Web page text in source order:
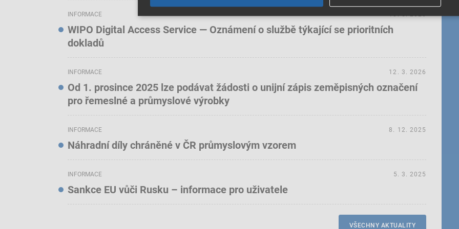
INFORMACE
WIPO Digital Access Service — Oznámení o službě týkající se prioritních
dokladů
18. 5. 2026
INFORMACE
Od 1. prosince 2025 lze podávat žádosti o unijní zápis zeměpisných označení
pro řemeslné a průmyslové výrobky
12. 3. 2026
INFORMACE
Náhradní díly chráněné v ČR průmyslovým vzorem
8. 12. 2025
INFORMACE
Sankce EU vůči Rusku – informace pro uživatele
5. 3. 2025
VŠECHNY AKTUALITY